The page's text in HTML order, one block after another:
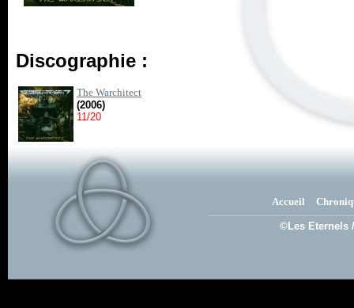
Discographie :
The Warchitect
(2006)
11/20
Accueil
©Les Eternels